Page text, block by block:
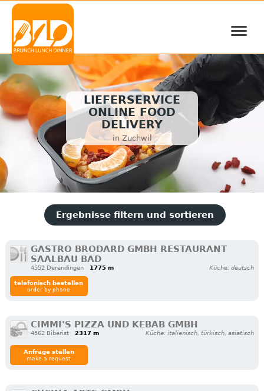
≡
LIEFERSERVICE
ONLINE FOOD
DELIVERY
in Zuchwil
Ergebnisse filtern und sortieren
GASTRO BRODARD GMBH RESTAURANT
SAALBAU BAD
4552 Derendingen 1775 m Küche: deutsch
telefonisch bestellen
order by phone
CIMMI'S PIZZA UND KEBAB GMBH
4562 Biberist 2317 m Küche: italienisch, türkisch, asiatisch
Anfrage stellen
make a request